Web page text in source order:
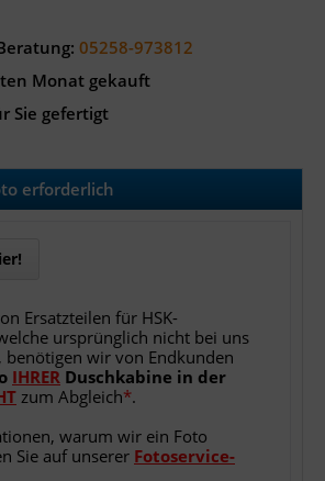
05258-973812
Monat gekauft
Sie gefertigt
erforderlich
Ersatzteilen für HSK-
ursprünglich nicht bei uns
benötigen wir von Endkunden
IHRER Duschkabine in der
zum Abgleich*.
warum wir ein Foto
Sie auf unserer Fotoservice-